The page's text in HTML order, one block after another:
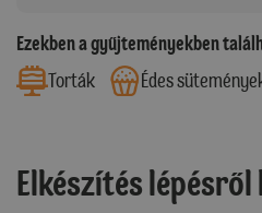
Ezekben a gyűjteményekben
Torták
Édes
Elkészítés lépésről